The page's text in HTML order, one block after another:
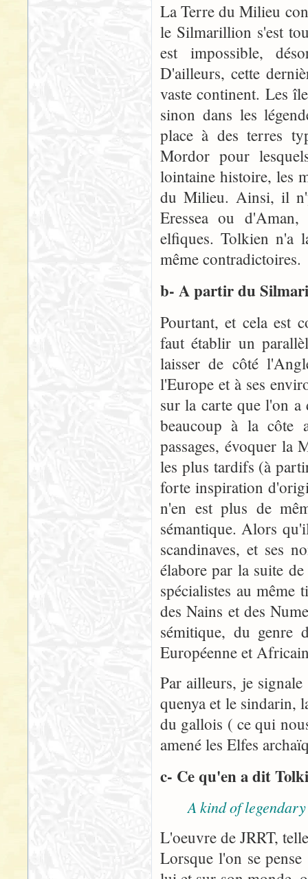
La Terre du Milieu
le Silmarillion s'est
est impossible,
D'ailleurs, cette
vaste continent. Les
sinon dans les
place à des terres
Mordor pour
lointaine histoire, les
du Milieu. Ainsi, il
Eressea ou
elfiques. Tolkien n'a
même contradictoires.
b- A partir du
Pourtant, et cela est
faut établir un
laisser de côté
l'Europe et à ses
sur la carte que l'on a
beaucoup à la côte
passages, évoquer la
les plus tardifs (à
forte inspiration
n'en est plus de
sémantique. Alors
scandinaves, et ses
élabore par la suite
spécialistes au même
des Nains et des
sémitique, du genre
Européenne et
Par ailleurs, je
quenya et le sindarin,
du gallois ( ce qui
amené les Elfes
c- Ce qu'en a dit
A kind of
L'oeuvre de JRRT,
Lorsque l'on se